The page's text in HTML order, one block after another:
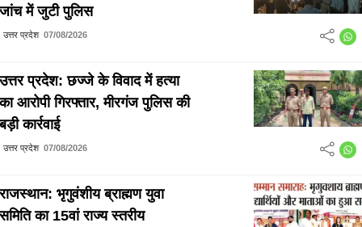
जांच में जुटी पुलिस
उत्तर प्रदेश 07/08/2026
उत्तर प्रदेश: छज्जे के विवाद में हत्या
का आरोपी गिरफ्तार, मीरगंज पुलिस की
बड़ी कार्रवाई
उत्तर प्रदेश 07/08/2026
राजस्थान: भृगुवंशीय ब्राह्मण युवा
समिति का 15वां राज्य स्तरीय